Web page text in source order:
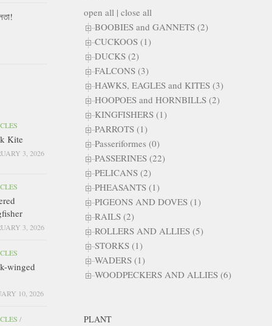
open all | close all
BOOBIES and GANNETS (2)
CUCKOOS (1)
DUCKS (2)
FALCONS (3)
HAWKS, EAGLES and KITES (3)
HOOPOES and HORNBILLS (2)
KINGFISHERS (1)
PARROTS (1)
Passeriformes (0)
PASSERINES (22)
PELICANS (2)
PHEASANTS (1)
PIGEONS AND DOVES (1)
RAILS (2)
ROLLERS AND ALLIES (5)
STORKS (1)
WADERS (1)
WOODPECKERS AND ALLIES (6)
PLANT
Kite
3, 2026
3, 2026
winged
10, 2026
/